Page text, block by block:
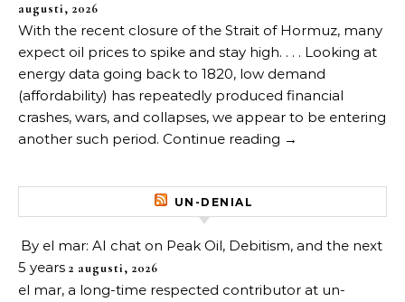
augusti, 2026
With the recent closure of the Strait of Hormuz, many
expect oil prices to spike and stay high. . . . Looking at
energy data going back to 1820, low demand
(affordability) has repeatedly produced financial
crashes, wars, and collapses, we appear to be entering
another such period. Continue reading →
UN-DENIAL
By el mar: AI chat on Peak Oil, Debitism, and the next
5 years 2 augusti, 2026
el mar, a long-time respected contributor at un-